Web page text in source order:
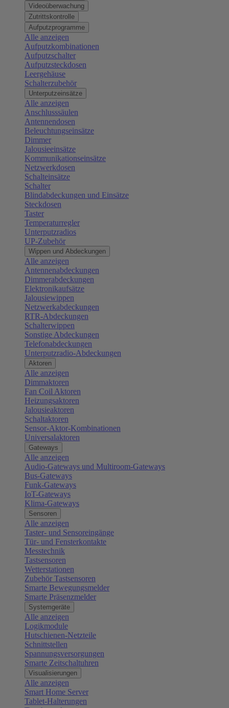
Videoüberwachung
Zutrittskontrolle
Aufputzprogramme
Alle anzeigen
Aufputzkombinationen
Aufputzschalter
Aufputzsteckdosen
Leergehäuse
Schalterzubehör
Unterputzeinsätze
Alle anzeigen
Anschlusssäulen
Antennendosen
Beleuchtungseinsätze
Dimmer
Jalousieeinsätze
Kommunikationseinsätze
Netzwerkdosen
Schalteinsätze
Schalter
Blindabdeckungen und Einsätze
Steckdosen
Taster
Temperaturregler
Unterputzradios
UP-Zubehör
Wippen und Abdeckungen
Alle anzeigen
Antennenabdeckungen
Dimmerabdeckungen
Elektronikaufsätze
Jalousiewippen
Netzwerkabdeckungen
RTR-Abdeckungen
Schalterwippen
Sonstige Abdeckungen
Telefonabdeckungen
Unterputzradio-Abdeckungen
Aktoren
Alle anzeigen
Dimmaktoren
Fan Coil Aktoren
Heizungsaktoren
Jalousieaktoren
Schaltaktoren
Sensor-Aktor-Kombinationen
Universalaktoren
Gateways
Alle anzeigen
Audio-Gateways und Multiroom-Gateways
Bus-Gateways
Funk-Gateways
IoT-Gateways
Klima-Gateways
Sensoren
Alle anzeigen
Taster- und Sensoreingänge
Tür- und Fensterkontakte
Messtechnik
Tastsensoren
Wetterstationen
Zubehör Tastsensoren
Smarte Bewegungsmelder
Smarte Präsenzmelder
Systemgeräte
Alle anzeigen
Logikmodule
Hutschienen-Netzteile
Schnittstellen
Spannungsversorgungen
Smarte Zeitschaltuhren
Visualisierungen
Alle anzeigen
Smart Home Server
Tablet-Halterungen